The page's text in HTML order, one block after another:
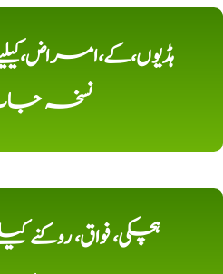
نسخہ
ہچکی، فواق، روکنے